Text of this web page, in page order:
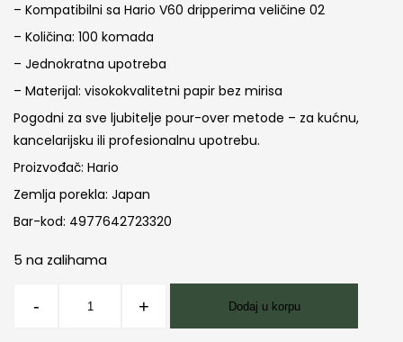
– Kompatibilni sa Hario V60 dripperima veličine 02
– Količina: 100 komada
– Jednokratna upotreba
– Materijal: visokokvalitetni papir bez mirisa
Pogodni za sve ljubitelje pour-over metode – za kućnu,
kancelarijsku ili profesionalnu upotrebu.
Proizvođač: Hario
Zemlja porekla: Japan
Bar-kod: 4977642723320
5 na zalihama
- + Dodaj u korpu